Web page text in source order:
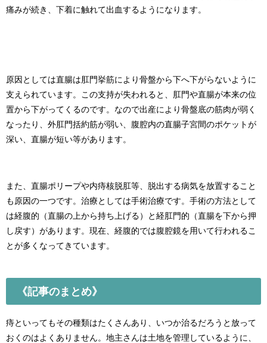
痛みが続き、下着に触れて出血するようになります。
原因としては直腸は肛門挙筋により骨盤から下へ下がらないように
支えられています。この支持が失われると、肛門や直腸が本来の位
置から下がってくるのです。なので出産により骨盤底の筋肉が弱く
なったり、外肛門括約筋が弱い、腹腔内の直腸子宮間のポケットが
深い、直腸が短い等があります。
また、直腸ポリープや内痔核脱肛等、脱出する病気を放置すること
も原因の一つです。治療としては手術治療です。手術の方法として
は経腹的（直腸の上から持ち上げる）と経肛門的（直腸を下から押
し戻す）があります。現在、経腹的では腹腔鏡を用いて行われるこ
とが多くなってきています。
《記事のまとめ》
痔といってもその種類はたくさんあり、いつか治るだろうと放って
おくのはよくありません。地主さんは土地を管理しているように、